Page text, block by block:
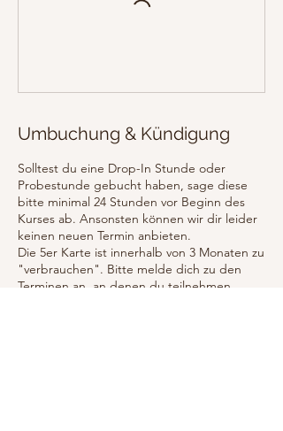
Umbuchung & Kündigung
Solltest du eine Drop-In Stunde oder
Probestunde gebucht haben, sage diese
bitte minimal 24 Stunden vor Beginn des
Kurses ab. Ansonsten können wir dir leider
keinen neuen Termin anbieten.
Die 5er Karte ist innerhalb von 3 Monaten zu
"verbrauchen". Bitte melde dich zu den
Terminen an, an denen du teilnehmen